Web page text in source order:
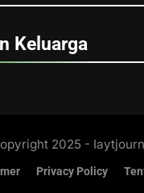
untuk
Kreativitas
Keluarga
2025 -
Privacy Policy